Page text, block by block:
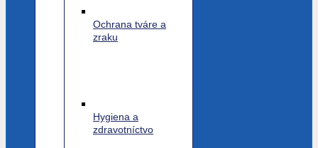
Ochrana tváre a
zraku
Hygiena a
zdravotníctvo